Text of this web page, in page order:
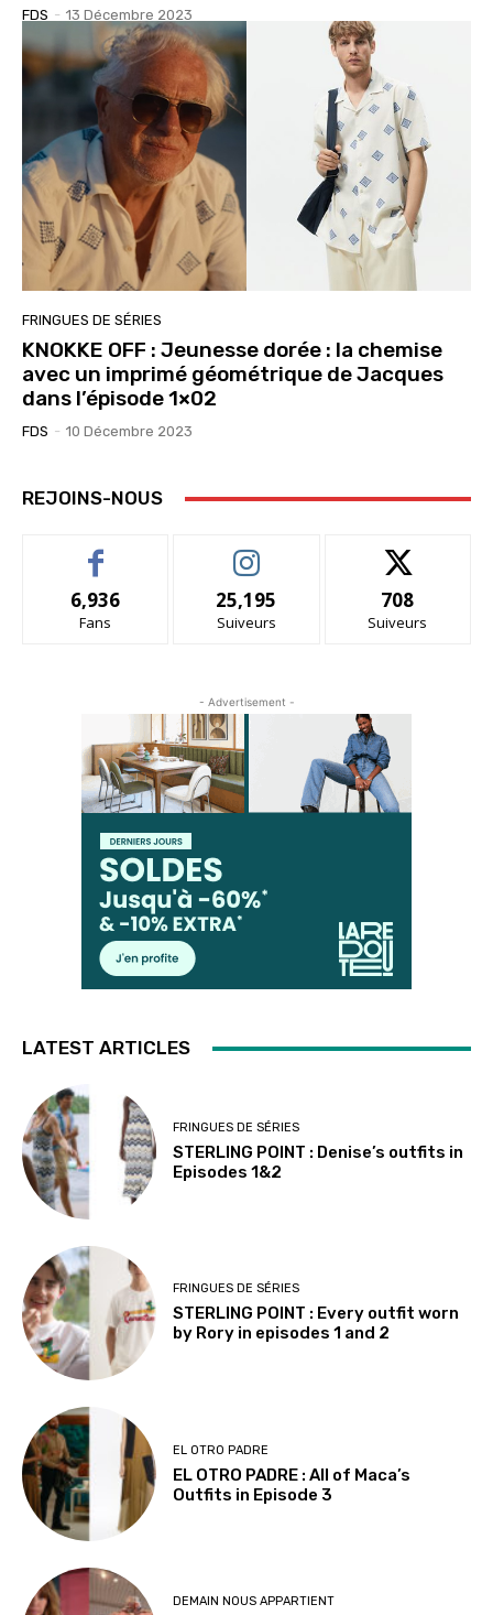
FDS - 13 Décembre 2023
FRINGUES DE SÉRIES
KNOKKE OFF : Jeunesse dorée : la chemise
avec un imprimé géométrique de Jacques
dans l’épisode 1×02
FDS - 10 Décembre 2023
REJOINS-NOUS
6,936
Fans
25,195
Suiveurs
708
Suiveurs
- Advertisement -
LATEST ARTICLES
FRINGUES DE SÉRIES
STERLING POINT : Denise’s outfits in
Episodes 1&2
FRINGUES DE SÉRIES
STERLING POINT : Every outfit worn
by Rory in episodes 1 and 2
EL OTRO PADRE
EL OTRO PADRE : All of Maca’s
Outfits in Episode 3
DEMAIN NOUS APPARTIENT